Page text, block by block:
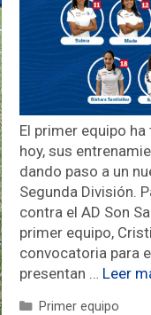
El primer equipo
hoy, sus
dando paso a un
Segunda División.
contra el AD Son
primer equipo,
convocatoria para
presentan … Leer
Primer equipo